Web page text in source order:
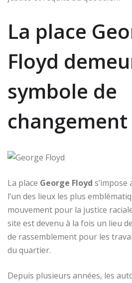
La place
Floyd
symbole de
changement
La place George Floyd s’impose
l’un des lieux les plus
mouvement pour la justice
site est devenu à la fois un lieu
de rassemblement pour les
du quartier.
Depuis plusieurs années, les